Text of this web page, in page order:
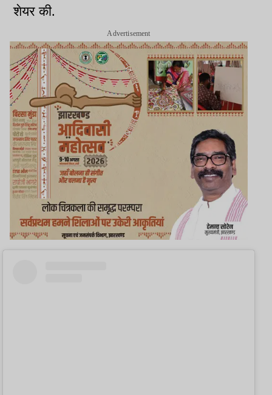
शेयर की.
Advertisement